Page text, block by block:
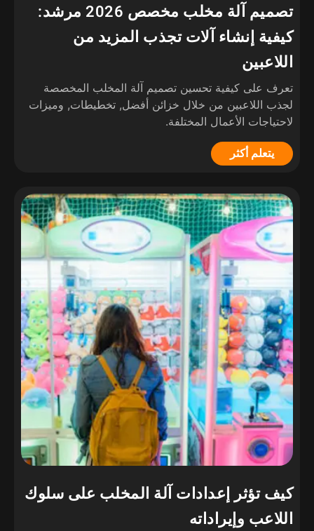
تصميم آلة مخلب مخصص 2026 مرشد:
كيفية إنشاء آلات تجذب المزيد من
اللاعبين
تعرف على كيفية تحسين تصميم آلة المخلب المخصصة
لجذب اللاعبين من خلال خزائن أفضل, تخطيطات, وميزات
لاحتياجات الأعمال المختلفة.
يتعلم أكثر
كيف تؤثر إعدادات آلة المخلب على سلوك
اللاعب وإيراداته